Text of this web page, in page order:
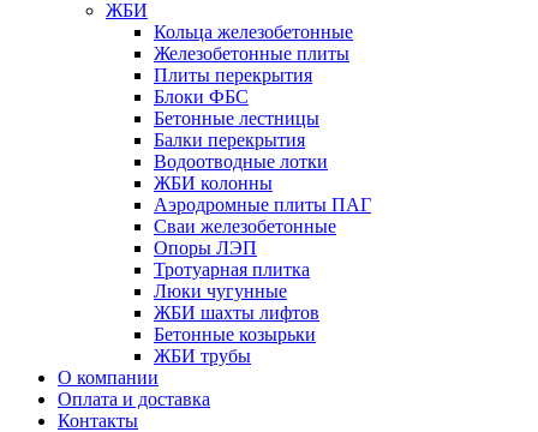
ЖБИ
Кольца железобетонные
Железобетонные плиты
Плиты перекрытия
Блоки ФБС
Бетонные лестницы
Балки перекрытия
Водоотводные лотки
ЖБИ колонны
Аэродромные плиты ПАГ
Сваи железобетонные
Опоры ЛЭП
Тротуарная плитка
Люки чугунные
ЖБИ шахты лифтов
Бетонные козырьки
ЖБИ трубы
О компании
Оплата и доставка
Контакты